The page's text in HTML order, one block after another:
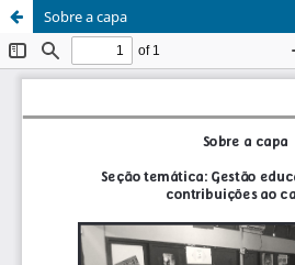
Sobre a capa